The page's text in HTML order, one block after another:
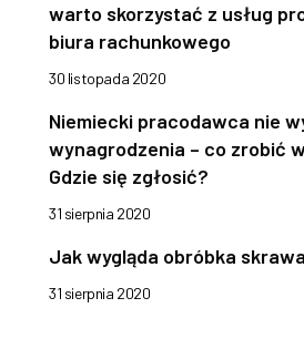
warto skorzystać z usług
biura rachunkowego
30 listopada 2020
Niemiecki pracodawca nie
wynagrodzenia – co zrobić
Gdzie się zgłosić?
31 sierpnia 2020
Jak wygląda obróbka
31 sierpnia 2020